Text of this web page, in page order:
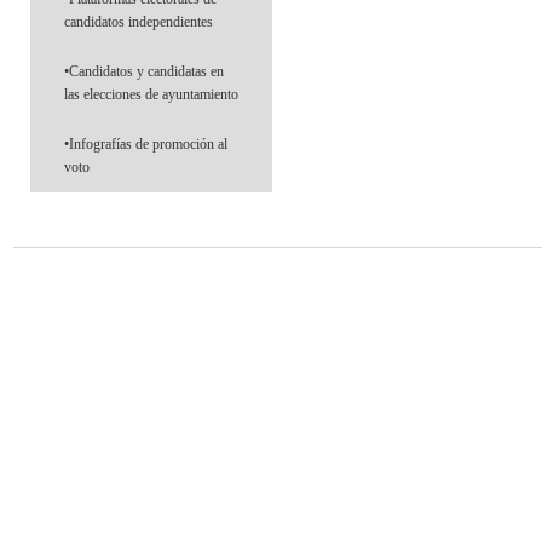
candidatos independientes
•Candidatos y candidatas en
las elecciones de ayuntamiento
•Infografías de promoción al
voto